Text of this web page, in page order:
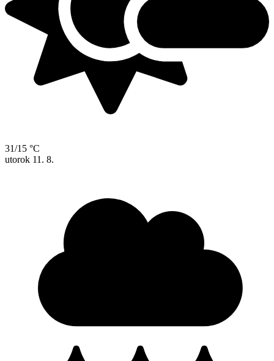
31/15 °C
utorok 11. 8.